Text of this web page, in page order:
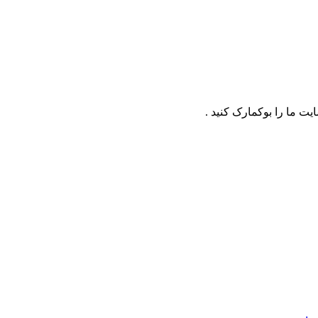
ما را بوکمارک کنید .